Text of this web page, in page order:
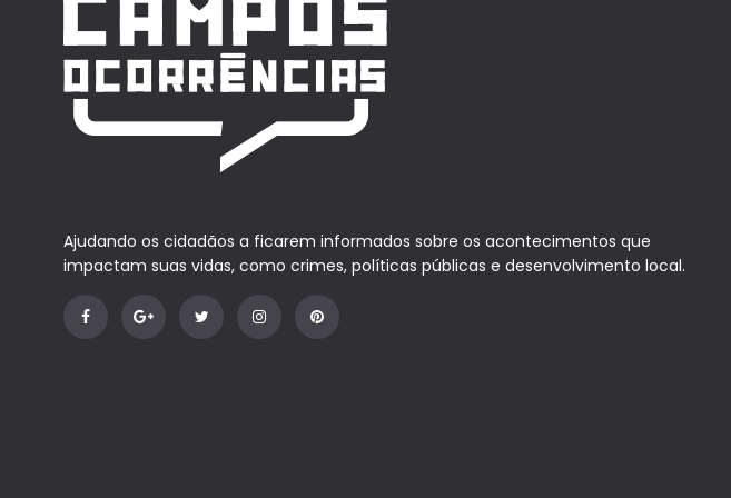
Ajudando os cidadãos a ficarem informados sobre os acontecimentos que
impactam suas vidas, como crimes, políticas públicas e desenvolvimento local.